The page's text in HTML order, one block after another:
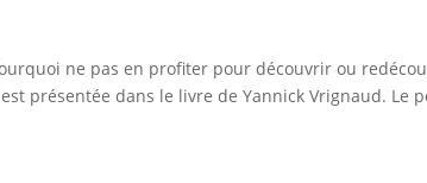
ne pas en profiter pour découvrir ou
présentée dans le livre de Yannick Vrignaud. Le